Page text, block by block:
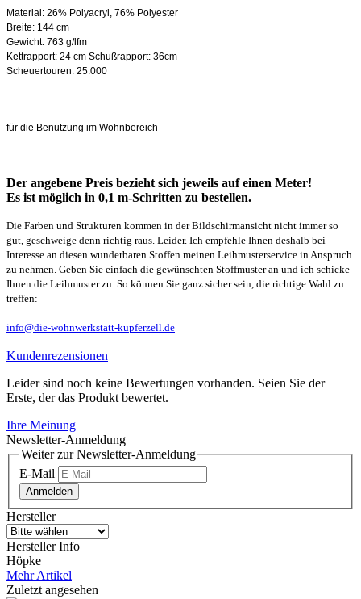
Material: 26% Polyacryl, 76% Polyester
Breite: 144 cm
Gewicht: 763 g/lfm
Kettrapport: 24 cm Schußrapport: 36cm
Scheuertouren: 25.000
für die Benutzung im Wohnbereich
Der angebene Preis bezieht sich jeweils auf einen Meter!
Es ist möglich in 0,1 m-Schritten zu bestellen.
Die Farben und Strukturen kommen in der Bildschirmansicht nicht immer so
gut, geschweige denn richtig raus. Leider. Ich empfehle Ihnen deshalb bei
Interesse an diesen wunderbaren Stoffen meinen Leihmusterservice in Anspruch
zu nehmen. Geben Sie einfach die gewünschten Stoffmuster an und ich schicke
Ihnen die Leihmuster zu. So können Sie ganz sicher sein, die richtige Wahl zu
treffen:
info@die-wohnwerkstatt-kupferzell.de
Kundenrezensionen
Leider sind noch keine Bewertungen vorhanden. Seien Sie der
Erste, der das Produkt bewertet.
Ihre Meinung
Newsletter-Anmeldung
Weiter zur Newsletter-Anmeldung
E-Mail
Anmelden
Hersteller
Hersteller Info
Höpke
Mehr Artikel
Zuletzt angesehen